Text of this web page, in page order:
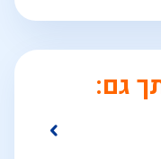
גם: